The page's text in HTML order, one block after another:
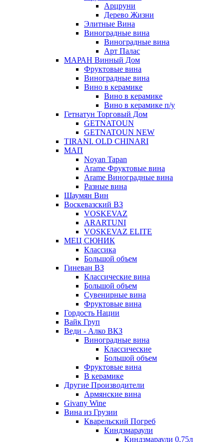
Арцруни
Дерево Жизни
Элитные Вина
Виноградные вина
Виноградные вина
Арт Палас
МАРАН Винный Дом
Фруктовые вина
Виноградные вина
Вино в керамике
Вино в керамике
Вино в керамике п/у
Гетнатун Торговый Дом
GETNATOUN
GETNATOUN NEW
TIRANI. OLD CHINARI
МАП
Noyan Tapan
Arame Фруктовые вина
Arame Виноградные вина
Разные вина
Шаумян Вин
Воскевазский ВЗ
VOSKEVAZ
ARARTUNI
VOSKEVAZ ELITE
МЕЦ СЮНИК
Классика
Большой объем
Гиневан ВЗ
Классические вина
Большой объем
Сувенирные вина
Фруктовые вина
Гордость Нации
Вайк Груп
Веди - Алко ВКЗ
Виноградные вина
Классические
Большой объем
Фруктовые вина
В керамике
Другие Производители
Армянские вина
Givany Wine
Вина из Грузии
Кварельский Погреб
Киндзмараули
Киндзмараули 0,75л